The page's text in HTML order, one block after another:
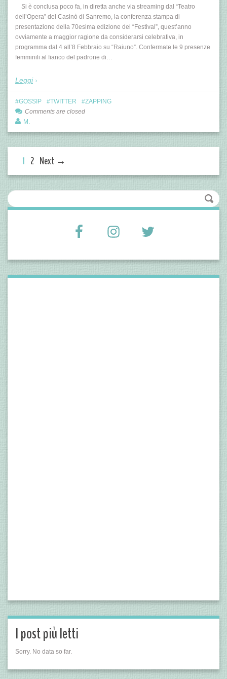
Si è conclusa poco fa, in diretta anche via streaming dal “Teatro
dell’Opera” del Casinò di Sanremo, la conferenza stampa di
presentazione della 70esima edizione del “Festival”, quest’anno
ovviamente a maggior ragione da considerarsi celebrativa, in
programma dal 4 all’8 Febbraio su “Raiuno”. Confermate le 9 presenze
femminili al fianco del padrone di…
Leggi
GOSSIP TWITTER
ZAPPING
Comments are closed
M.
1 2 Next →
I post più letti
Sorry. No data so far.